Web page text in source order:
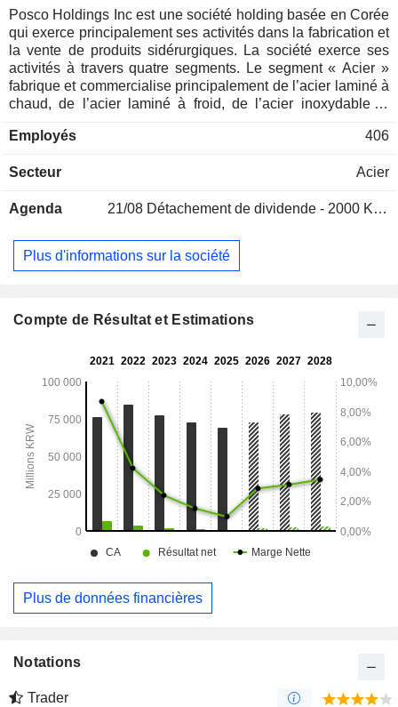
Posco Holdings Inc est une société holding basée en Corée
qui exerce principalement ses activités dans la fabrication et
la vente de produits sidérurgiques. La société exerce ses
activités à travers quatre segments. Le segment « Acier »
fabrique et commercialise principalement de l’acier laminé à
chaud, de l’acier laminé à froid, de l’acier inoxydable et
» exerce des activités de négoce portant sur l’acier, les
ainsi que des activités de construction telles que la
logistiques. Le segment « Matériaux pour batteries
batteries de véhicules électriques (VE), notamment le
lithium, le nickel, les matériaux cathodiques, les matériaux
services liés à l'information et aux communications, ainsi
Employés 406
Secteur Acier
Agenda 21/08 Détachement de dividende - 2000 KRW
Plus d'informations sur la société
Compte de Résultat et Estimations
Plus de données financières
Notations
Trader